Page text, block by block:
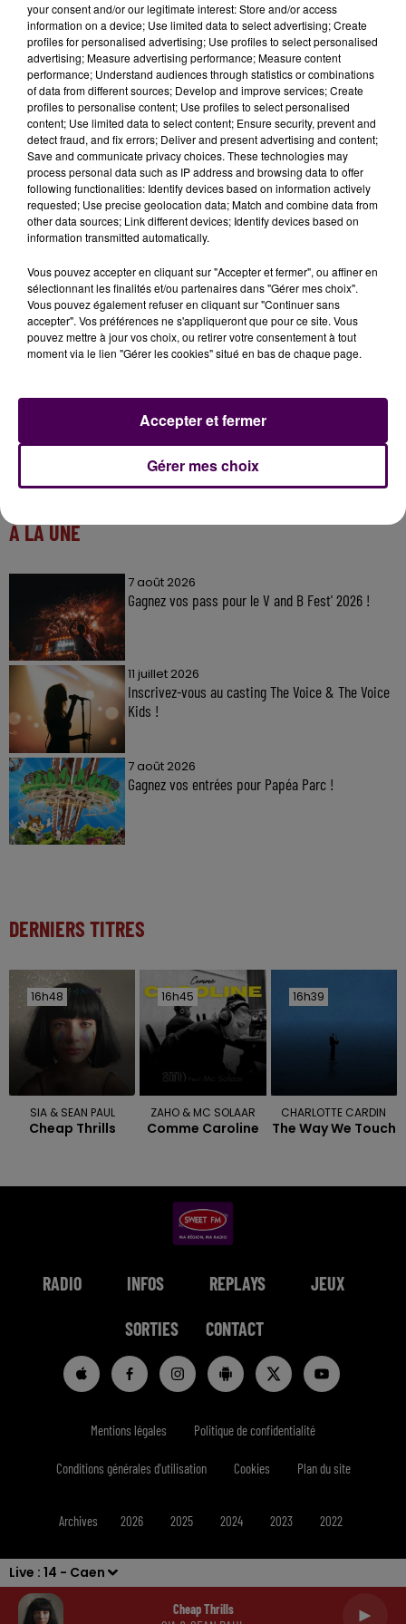
Live : 14 - Caen
Cheap Thrills
depuis le début de la crise sanitaire ne devraient pas
revoir leurs habitudesavant un certain laps de
temps:"Ce que l’on imagine, c’est qu’on ne
retrouvera pas la fréquentation pré-confinement
avant au moins deux ans. Assez rapidement, d’ici la
fin de l’année, on sera normalement à hauteur de
90% du trafic de voyageurs qu’on avait, mais pour
regagner la confiance des dernières personnes, ce
sera plus long"estime Jérôme Mazuay. En revanche,
la régie des transports de l’agglomération mancelle
voit d’autres de ses services monter en puissance
la location de vélos
Jérôme Mazuay
À LA UNE
7 août 2026
Gagnez vos pass pour le V and B Fest' 2026 !
11 juillet 2026
Inscrivez-vous au casting The Voice & The Voice
Kids !
7 août 2026
Gagnez vos entrées pour Papéa Parc !
DERNIERS TITRES
16h48
16h48
SIA & SEAN PAUL
Cheap Thrills
16h45
16h45
ZAHO & MC SOLAAR
Comme Caroline
16h39
16h39
CHARLOTTE CARDIN
The Way We Touch
RADIO INFOS REPLAYS JEUX
SORTIES CONTACT
Mentions légales Politique de confidentialité
Conditions générales d'utilisation Cookies Plan du site
Archives 2026 2025 2024 2023 2022
your consent and/or our legitimate interest: Store and/or access
information on a device; Use limited data to select advertising; Create
profiles for personalised advertising; Use profiles to select personalised
advertising; Measure advertising performance; Measure content
performance; Understand audiences through statistics or combinations
of data from different sources; Develop and improve services; Create
profiles to personalise content; Use profiles to select personalised
content; Use limited data to select content; Ensure security, prevent and
detect fraud, and fix errors; Deliver and present advertising and content;
Save and communicate privacy choices. These technologies may
process personal data such as IP address and browsing data to offer
following functionalities: Identify devices based on information actively
requested; Use precise geolocation data; Match and combine data from
other data sources; Link different devices; Identify devices based on
information transmitted automatically.
Vous pouvez accepter en cliquant sur "Accepter et fermer", ou affiner en
sélectionnant les finalités et/ou partenaires dans "Gérer mes choix".
Vous pouvez également refuser en cliquant sur "Continuer sans
accepter". Vos préférences ne s'appliqueront que pour ce site. Vous
pouvez mettre à jour vos choix, ou retirer votre consentement à tout
moment via le lien "Gérer les cookies" situé en bas de chaque page.
Gérer mes choix
Accepter et fermer